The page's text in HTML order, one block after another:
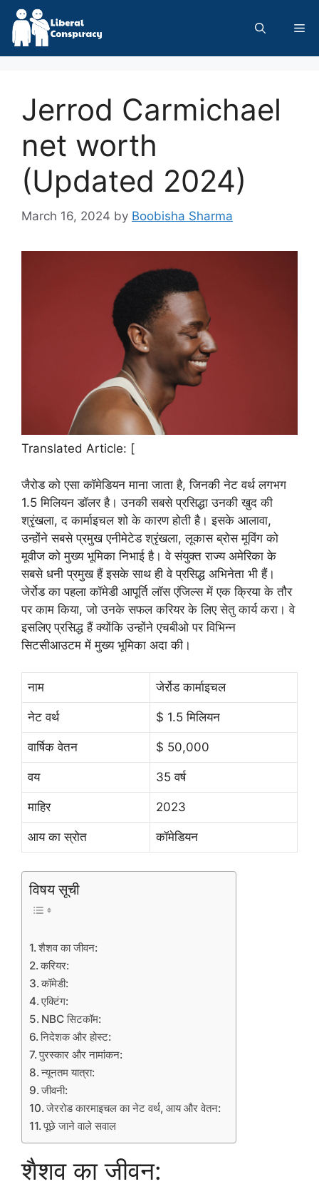
Skip
content
Jerrod Carmichael
net worth
(Updated 2024)
March 16, 2024 by Boobisha Sharma
Translated Article: [
जैरोड को एसा कॉमेडियन माना जाता है, जिनकी नेट वर्थ लगभग
1.5 मिलियन डॉलर है। उनकी सबसे प्रसिद्धा उनकी खुद की
श्रृंखला, द कार्माइचल शो के कारण होती है। इसके आलावा,
उन्होंने सबसे प्रमुख एनीमेटेड श्रृंखला, लूकास ब्रोस मूविंग को
मूवीज को मुख्य भूमिका निभाई है। वे संयुक्त राज्य अमेरिका के
सबसे धनी प्रमुख हैं इसके साथ ही वे प्रसिद्ध अभिनेता भी हैं।
जेर्रोड का पहला कॉमेडी आपूर्ति लॉस एंजिल्स में एक क्रिया के तौर
पर काम किया, जो उनके सफल करियर के लिए सेतु कार्य करा। वे
इसलिए प्रसिद्ध हैं क्योंकि उन्होंने एचबीओ पर विभिन्न
सिटसीआउटम में मुख्य भूमिका अदा की।
नाम जेर्रोड कार्माइचल
नेट वर्थ $ 1.5 मिलियन
वार्षिक वेतन $ 50,000
वय 35 वर्ष
माहिर 2023
आय का स्रोत कॉमेडियन
विषय सूची
शैशव का जीवन:
करियर:
कॉमेडी:
एक्टिंग:
NBC सिटकॉम:
निदेशक और होस्ट:
पुरस्कार और नामांकन:
न्यूनतम यात्रा:
जीवनी:
जेररोड कारमाइचल का नेट वर्थ, आय और वेतन:
पूछे जाने वाले सवाल
शैशव का जीवन: